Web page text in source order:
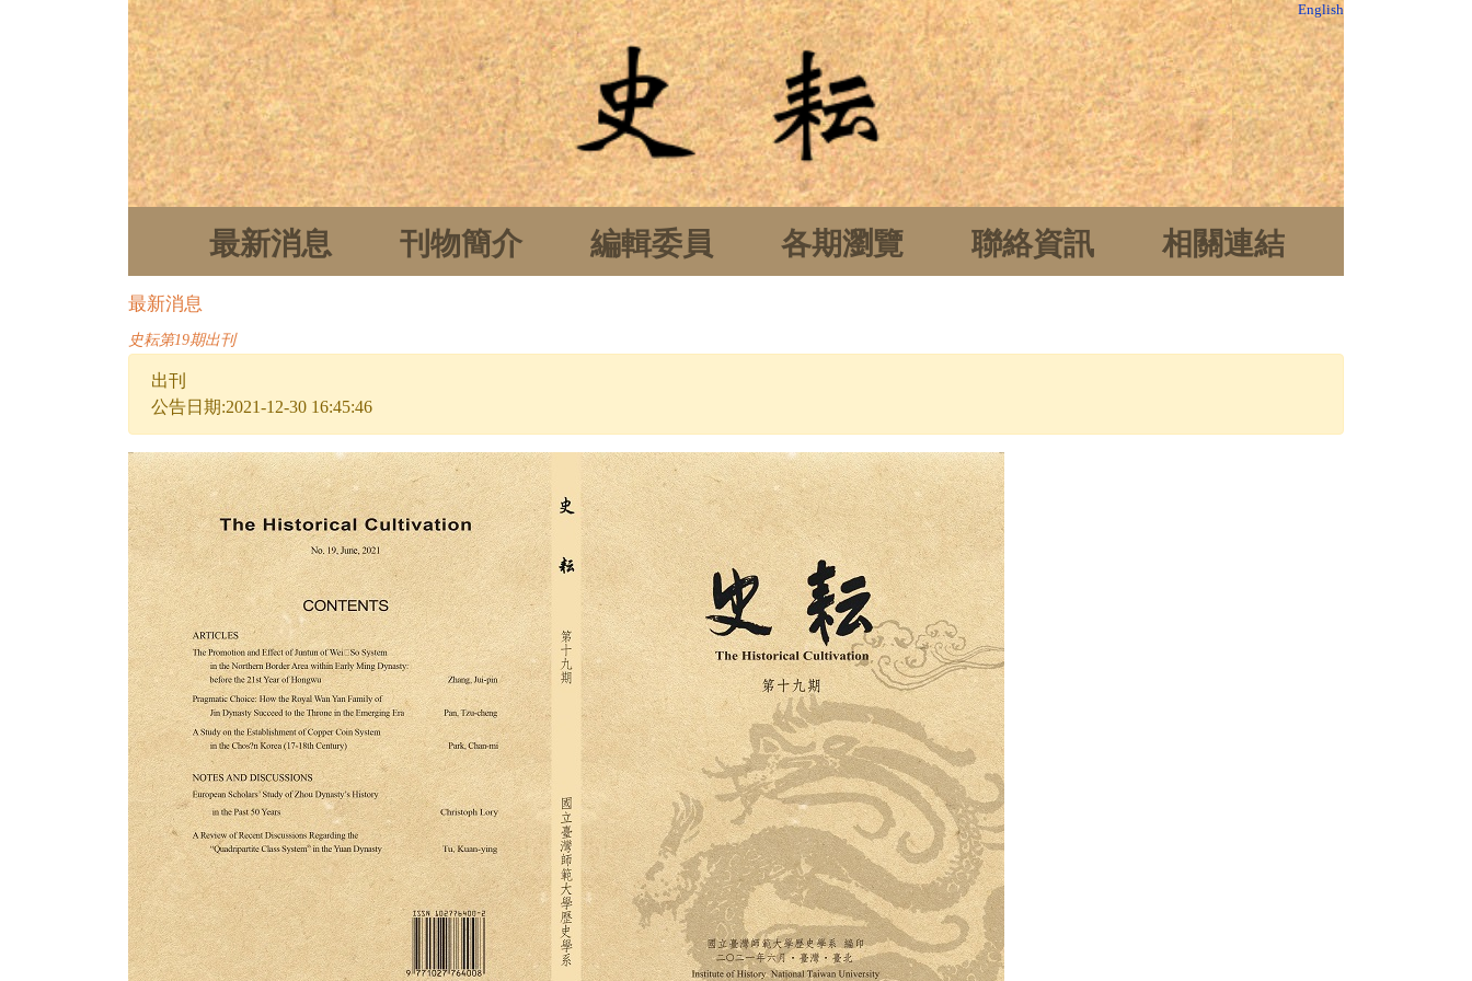
English
最新消息 刊物簡介 編輯委員 各期瀏覽 聯絡資訊 相關連結
最新消息
史耘第19期出刊
出刊
公告日期:2021-12-30 16:45:46